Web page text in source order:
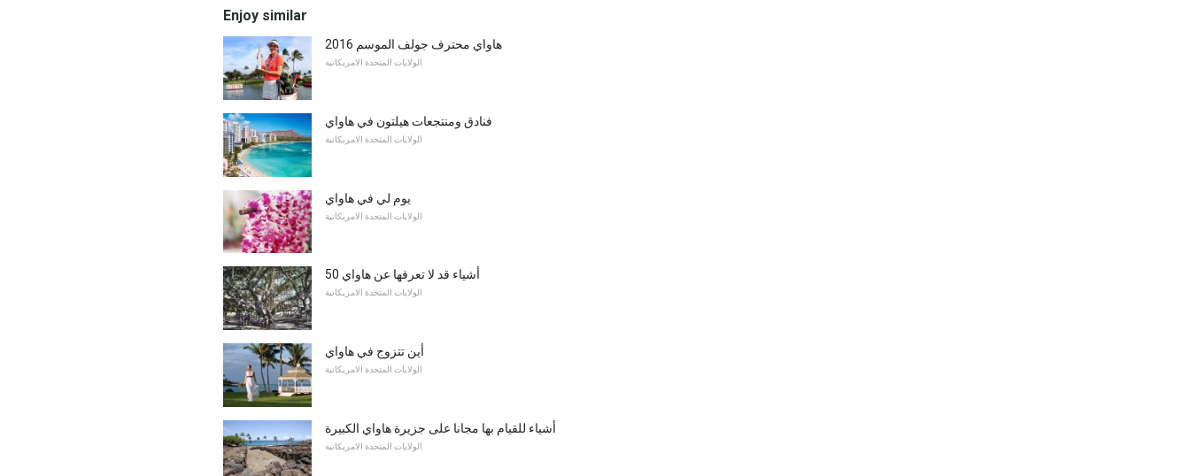
Enjoy similar
2016 هاواي محترف جولف الموسم
الولايات المتحدة الامريكانية
فنادق ومنتجعات هيلتون في هاواي
الولايات المتحدة الامريكانية
يوم لي في هاواي
الولايات المتحدة الامريكانية
50 أشياء قد لا تعرفها عن هاواي
الولايات المتحدة الامريكانية
أين تتزوج في هاواي
الولايات المتحدة الامريكانية
أشياء للقيام بها مجانا على جزيرة هاواي الكبيرة
الولايات المتحدة الامريكانية